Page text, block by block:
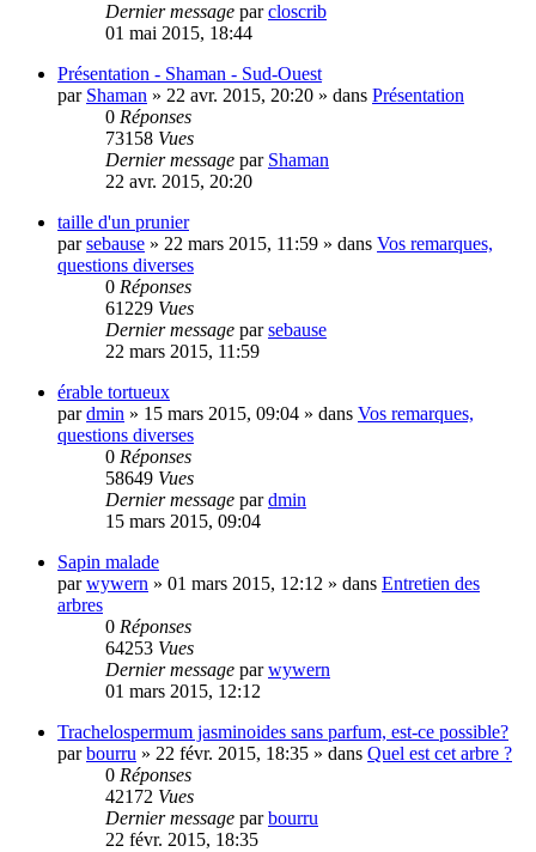
Dernier message parcloscrib
01 mai 2015, 18:44
Présentation - Shaman - Sud-Ouest
par Shaman » 22 avr. 2015, 20:20 » dans Présentation
0 Réponses
73158 Vues
Dernier message par Shaman
22 avr. 2015, 20:20
taille d'un prunier
parsebause » 22 mars 2015, 11:59 » dans Vos remarques,
questions diverses
0 Réponses
61229 Vues
Dernier message parsebause
22 mars 2015, 11:59
érable tortueux
pardmin » 15 mars 2015, 09:04 » dans Vos remarques,
questions diverses
0 Réponses
58649 Vues
Dernier message pardmin
15 mars 2015, 09:04
Sapin malade
parwywern » 01 mars 2015, 12:12 » dans Entretien des
arbres
0 Réponses
64253 Vues
Dernier message parwywern
01 mars 2015, 12:12
Trachelospermum jasminoides sans parfum, est-ce possible?
parbourru » 22 févr. 2015, 18:35 » dans Quel est cet arbre ?
0 Réponses
42172 Vues
Dernier message parbourru
22 févr. 2015, 18:35